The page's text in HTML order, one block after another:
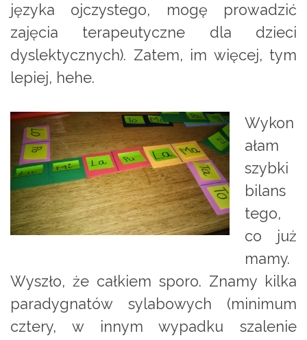
języka ojczystego, mogę prowadzić
zajęcia terapeutyczne dla dzieci
dyslektycznych). Zatem, im więcej, tym
lepiej, hehe.
Wykon
ałam
szybki
bilans
tego,
co już
mamy.
Wyszło, że całkiem sporo. Znamy kilka
paradygnatów sylabowych (minimum
cztery, w innym wypadku szalenie